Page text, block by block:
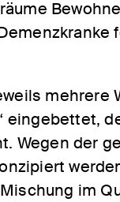
eingebettet,
Wegen der
im